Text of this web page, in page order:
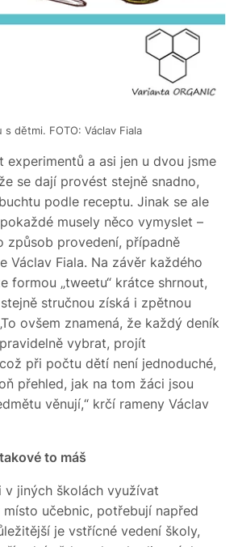
s dětmi. FOTO: Václav Fiala
experimentů a asi jen u dvou jsme
se dají provést stejně snadno,
podle receptu. Jinak se ale
musely něco vymyslet –
způsob provedení, případně
Václav Fiala. Na závěr každého
formou „tweetu“ krátce shrnout,
stručnou získá i zpětnou
ovšem znamená, že každý deník
vybrat, projít
při počtu dětí není jednoduché,
přehled, jak na tom žáci jsou
věnují,“ krčí rameny Václav
to máš
v jiných školách využívat
učebnic, potřebují napřed
je vstřícné vedení školy,